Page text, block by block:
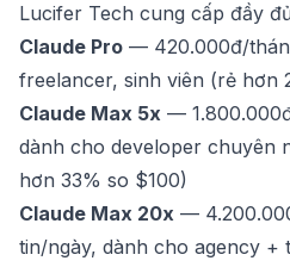
Lucifer Tech cung cấp đầy
Claude Pro — 420.000đ/
freelancer, sinh viên (rẻ hơn
Claude Max 5x —
dành cho developer chuyên
hơn 33% so $100)
Claude Max 20x —
tin/ngày, dành cho agency +